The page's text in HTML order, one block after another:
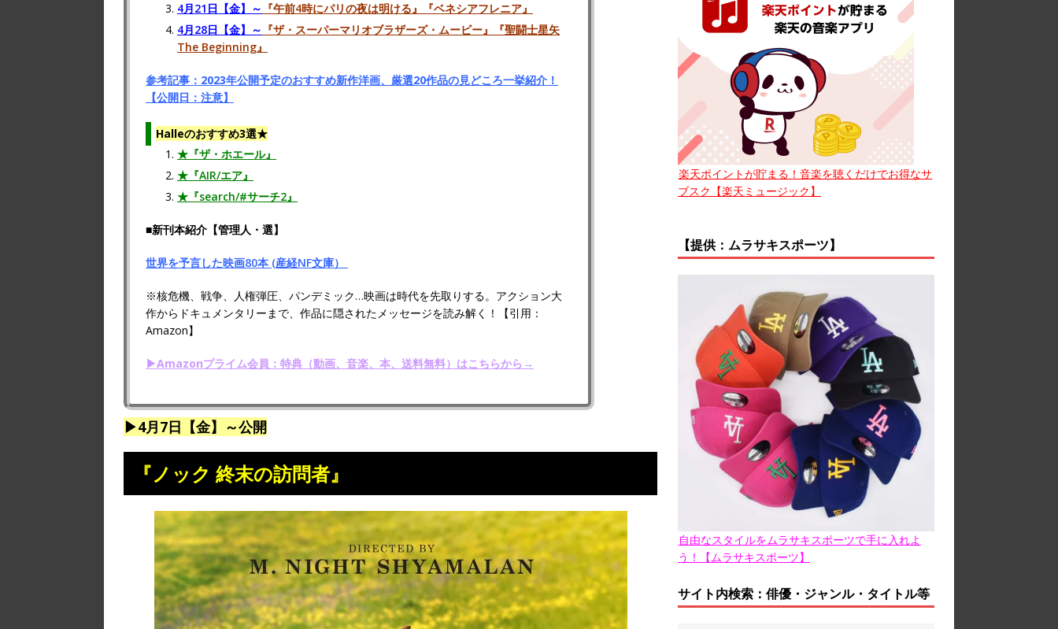
4月21日【金】～ 『午前4時にパリの夜は明ける』『ベネシアフレニア』
4月28日【金】～ 『ザ・スーパーマリオブラザーズ・ムービー』『聖闘士星矢
The Beginning』
参考記事：2023年公開予定のおすすめ新作洋画、厳選20作品の見どころ一挙紹介！
【公開日：注意】
Halleのおすすめ3選★
★『ザ・ホエール』
★『AIR/エア』
★『search/#サーチ2』
■新刊本紹介【管理人・選】
世界を予言した映画80本 (産経NF文庫）
※核危機、戦争、人権弾圧、パンデミック…映画は時代を先取りする。アクション大
作からドキュメンタリーまで、作品に隠されたメッセージを読み解く！【引用：
Amazon】
▶Amazonプライム会員：特典（動画、音楽、本、送料無料）はこちらから→
▶4月7日【金】～公開
『ノック 終末の訪問者』
楽天ポイントが貯まる！音楽を聴くだけでお得なサ
ブスク【楽天ミュージック】
【提供：ムラサキスポーツ】
自由なスタイルをムラサキスポーツで手に入れよ
う！【ムラサキスポーツ】
サイト内検索：俳優・ジャンル・タイトル等